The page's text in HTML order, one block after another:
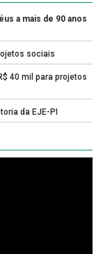
a mais de 90 anos
sociais
40 mil para projetos
da EJE-PI